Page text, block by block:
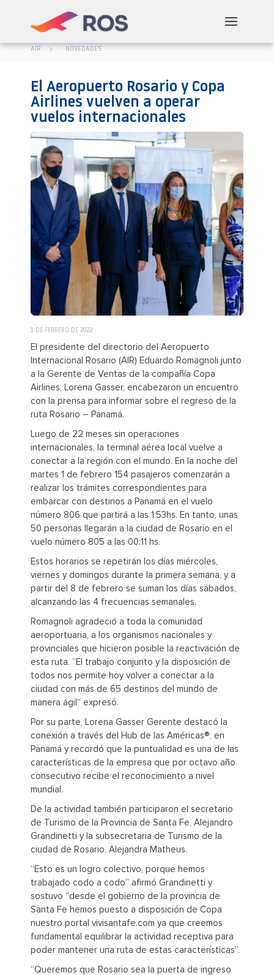
AIR NOVEDADES
El Aeropuerto Rosario y Copa
Airlines vuelven a operar
vuelos internacionales
1 DE FEBRERO DE 2022
El presidente del directorio del Aeropuerto
Internacional Rosario (AIR) Eduardo Romagnoli junto
a la Gerente de Ventas de la compañía Copa
Airlines, Lorena Gasser, encabezaron un encuentro
con la prensa para informar sobre el regreso de la
ruta Rosario – Panamá.
Luego de 22 meses sin operaciones
internacionales, la terminal aérea local vuelve a
conectar a la región con el mundo. En la noche del
martes 1 de febrero 154 pasajeros comenzarán a
realizar los trámites correspondientes para
embarcar con destinos a Panamá en el vuelo
número 806 que partirá a las 1:53hs. En tanto, unas
50 personas llegarán a la ciudad de Rosario en el
vuelo número 805 a las 00:11 hs.
Estos horarios se repetirán los días miércoles,
viernes y domingos durante la primera semana, y a
partir del 8 de febrero se suman los días sábados,
alcanzando las 4 frecuencias semanales.
Romagnoli agradeció a toda la comunidad
aeroportuaria, a los organismos nacionales y
provinciales que hicieron posible la reactivación de
esta ruta. “El trabajo conjunto y la disposición de
todos nos permite hoy volver a conectar a la
ciudad con más de 65 destinos del mundo de
manera ágil” expresó.
Por su parte, Lorena Gasser Gerente destacó la
conexión a través del Hub de las Américas®, en
Panamá y recordó que la puntualidad es una de las
características de la empresa que por octavo año
consecutivo recibe el reconocimiento a nivel
mundial.
De la actividad también participaron el secretario
de Turismo de la Provincia de Santa Fe, Alejandro
Grandinetti y la subsecretaria de Turismo de la
ciudad de Rosario, Alejandra Matheus.
“Esto es un logro colectivo, porque hemos
trabajado codo a codo” afirmó Grandinetti y
sostuvo “desde el gobierno de la provincia de
Santa Fe hemos puesto a disposición de Copa
nuestro portal vivisantafe.com ya que creemos
fundamental equilibrar la actividad receptiva para
poder mantener una ruta de estas características”.
“Queremos que Rosario sea la puerta de ingreso